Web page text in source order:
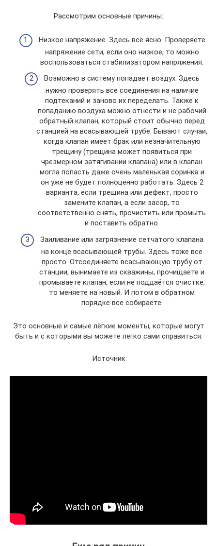
Рассмотрим основные причины:
Низкое напряжение. Здесь всё ясно. Проверяете
напряжение сети, если оно низкое, то можно
воспользоваться стабилизатором напряжения.
Возможно в систему попадает воздух. Здесь
нужно проверять все соединения на наличие
подтеканий и заново их переделать. Также к
попаданию воздуха можно отнести и не рабочий
обратный клапан, который стоит обычно перед
станцией на всасывающей трубе. Бывают случаи,
когда клапан имеет брак или незначительную
трещину (трещина может появиться при
чрезмерном затягивании клапана) или в клапан
могла попасть даже очень маленькая соринка и
он уже не будет полноценно работать. Здесь 2
варианта, если трещина или дефект, просто
замените клапан, а если засор, то
соответственно снять, прочистить или промыть
и поставить обратно.
Заиливание или загрязнение сетчатого клапана
на конце всасывающей трубы. Здесь тоже всё
просто. Отсоединяете всасывающую трубу от
станции, вынимаете из скважины, прочищаете и
промываете клапан, если не поддаётся очистке,
то меняете на новый. И потом в обратном
порядке всё собираете.
Это основные и самые лёгкие моменты, которые могут
быть и с которыми вы можете легко сами справиться.
Источник